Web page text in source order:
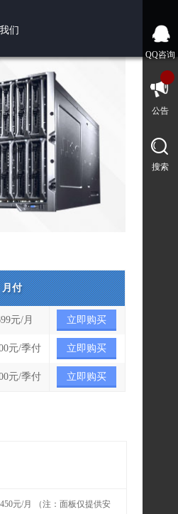
们
月付
元/月 立即购买
元/季付 立即购买
元/季付 立即购买
元/月 （注：面板仅提供安
QQ咨询
公告
搜索